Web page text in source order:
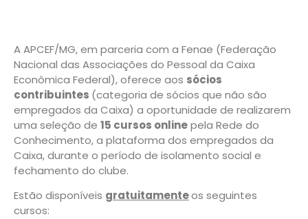
A APCEF/MG, em parceria com a Fenae (Federação
Nacional das Associações do Pessoal da Caixa
Econômica Federal), oferece aos sócios
contribuintes (categoria de sócios que não são
empregados da Caixa) a oportunidade de realizarem
uma seleção de 15 cursos onlinepela Rede do
Conhecimento, a plataforma dos empregados da
Caixa, durante o período de isolamento social e
fechamento do clube.
Estão disponíveis gratuitamenteos seguintes
cursos: